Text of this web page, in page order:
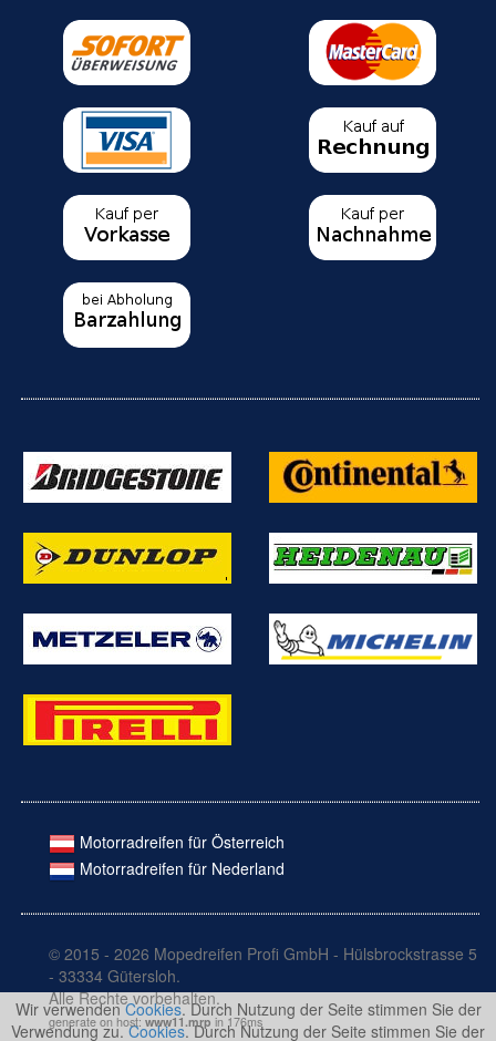
Wir verwendenCookies. Durch Nutzung der Seite stimmen Sie der
Verwendung zu.Cookies. Durch Nutzung der Seite stimmen Sie der
Motorradreifen für Österreich
Motorradreifen für Nederland
© 2015 - 2026 Mopedreifen Profi GmbH - Hülsbrockstrasse 5
- 33334 Gütersloh.
Alle Rechte vorbehalten.
generate on host: www11.mrp in 176ms